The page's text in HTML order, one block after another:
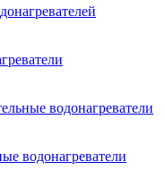
водонагреватели
водонагреватели